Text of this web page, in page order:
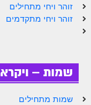
הזוהר הקדוש ויגש מתחילים
הזוהר הקדוש ויגש מתקדמים
הזוהר הקדוש ויחי מתקדמים
זוהר ויחי מתחילים
זוהר ויחי מתקדמים
שמות – ויקרא
שמות מתחילים